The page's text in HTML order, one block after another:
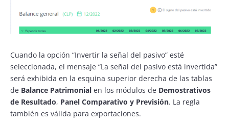
Cuando la opción “Invertir la señal del pasivo” esté
seleccionada, el mensaje “La señal del pasivo está invertida”
será exhibida en la esquina superior derecha de las tablas
de Balance Patrimonial en los módulos de Demostrativos
de Resultado, Panel Comparativo y Previsión. La regla
también es válida para exportaciones.